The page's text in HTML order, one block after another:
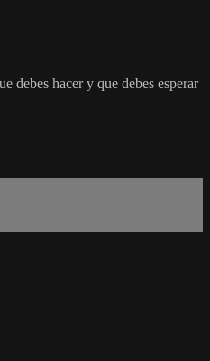
debes hacer y que debes esperar